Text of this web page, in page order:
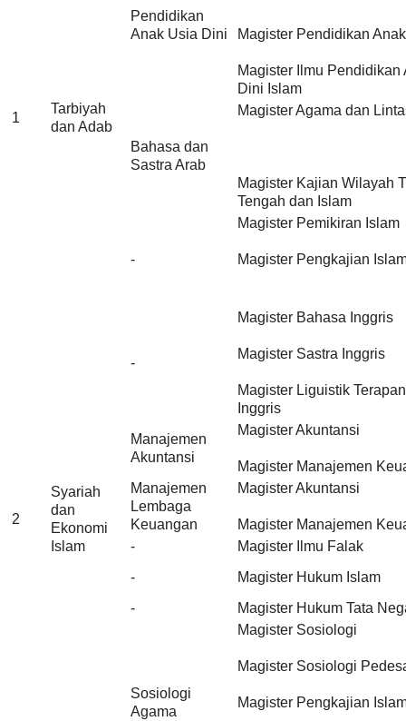
1
Tarbiyah
dan Adab
Pendidikan
Anak Usia Dini
Magister Pendidikan
Magister Ilmu Pendidikan
Dini Islam
Bahasa dan
Sastra Arab
Magister Agama dan
Magister Kajian Wilayah
Tengah dan Islam
-
Magister Pemikiran Islam
Magister Pengkajian
-
Magister Bahasa Inggris
Magister Sastra Inggris
Magister Liguistik
Inggris
2
Syariah
dan
Ekonomi
Islam
Manajemen
Akuntansi
Magister Akuntansi
Magister Manajemen
Manajemen
Lembaga
Keuangan
Magister Akuntansi
Magister Manajemen
-
Magister Ilmu Falak
-
Magister Hukum Islam
-
Magister Hukum Tata
Sosiologi
Agama
Magister Sosiologi
Magister Sosiologi
Magister Pengkajian